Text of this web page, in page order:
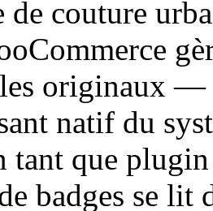
de couture
originaux —
natif du
tant que
badges se